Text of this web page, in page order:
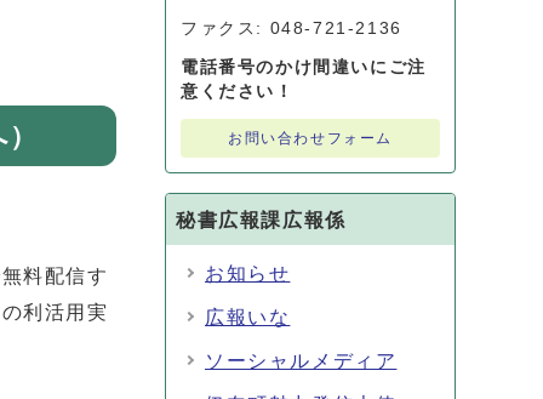
料配信す
利活用実
ファクス: 048-721-2136
電話番号のかけ間違いにご注
意ください！
お問い合わせフォーム
秘書広報課広報係
お知らせ
広報いな
ソーシャルメディア